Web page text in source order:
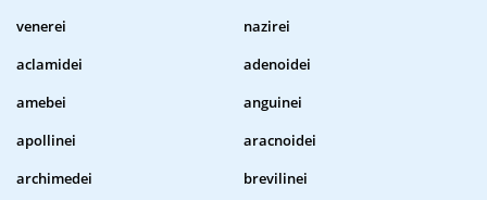
venerei
nazirei
aclamidei
adenoidei
amebei
anguinei
apollinei
aracnoidei
archimedei
brevilinei